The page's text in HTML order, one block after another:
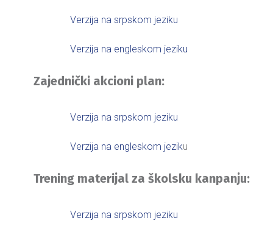
Verzija na srpskom jeziku
Verzija na engleskom jeziku
Zajednički akcioni plan:
Verzija na srpskom jeziku
Verzija na engleskom jeziku
Trening materijal za školsku kanpanju:
Verzija na srpskom jeziku